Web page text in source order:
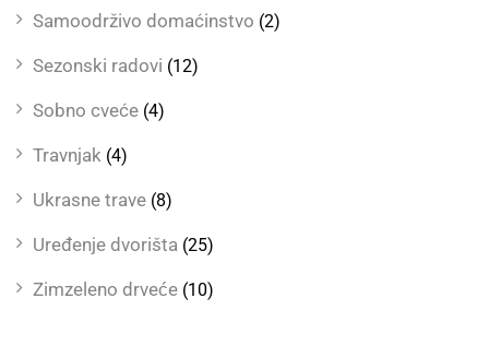
Samoodrživo domaćinstvo (2)
Sezonski radovi (12)
Sobno cveće (4)
Travnjak (4)
Ukrasne trave (8)
Uređenje dvorišta (25)
Zimzeleno drveće (10)